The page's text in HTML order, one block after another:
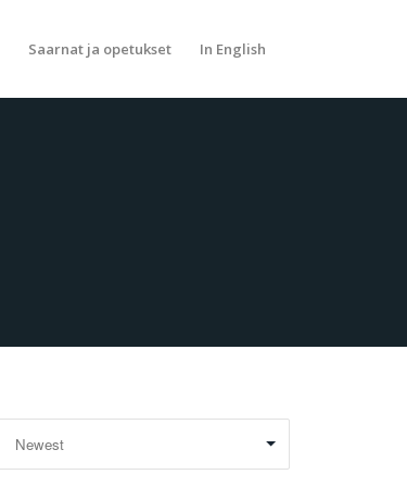
Saarnat ja opetukset In English